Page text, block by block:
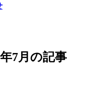
7月の記事